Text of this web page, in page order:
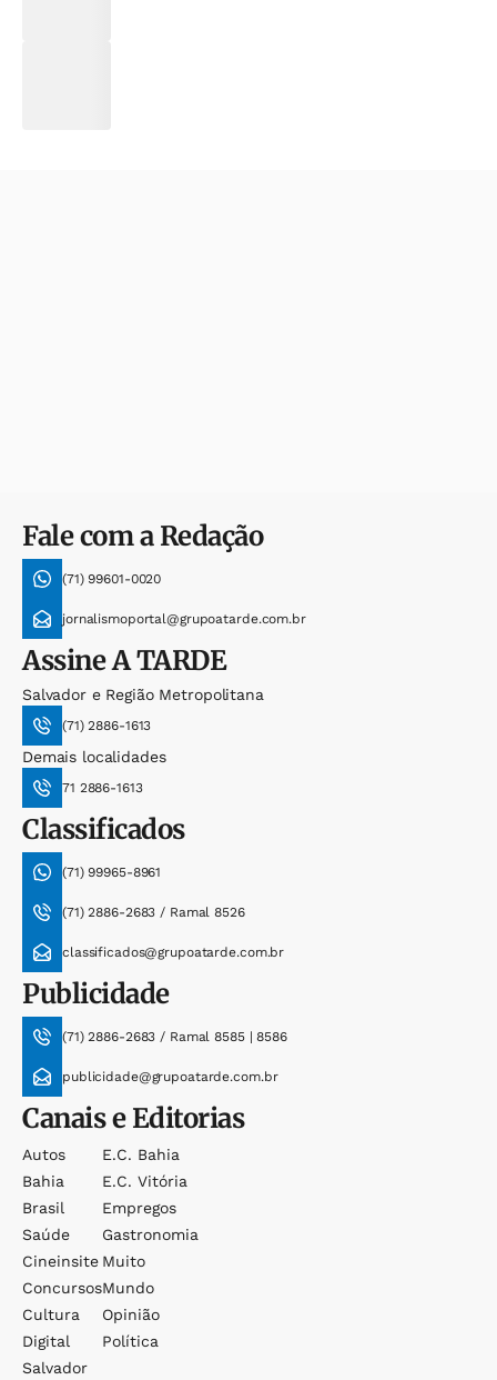
Fale com a Redação
(71) 99601-0020
jornalismoportal@grupoatarde.com.br
AssineA TARDE
Salvador e Região Metropolitana
(71) 2886-1613
Demais localidades
71 2886-1613
Classificados
(71) 99965-8961
(71) 2886-2683 / Ramal 8526
classificados@grupoatarde.com.br
Publicidade
(71) 2886-2683 / Ramal 8585 | 8586
publicidade@grupoatarde.com.br
Canais e Editorias
Autos
Bahia
Brasil
Saúde
Cineinsite
Concursos
Cultura
Digital
Salvador
E.c. Bahia
E.c. Vitória
Empregos
Gastronomia
Muito
Mundo
Opinião
Política